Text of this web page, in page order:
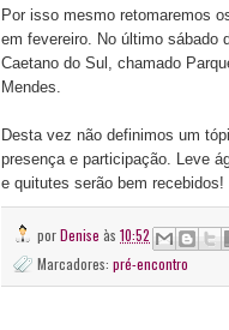
Por isso mesmo retomaremos
em fevereiro. No último sábado
Caetano do Sul, chamado
Mendes.
Desta vez não definimos um
presença e participação. Leve
e quitutes serão bem recebidos!
porDenise às 10:52
Marcadores: pré-encontro